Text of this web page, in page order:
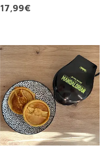
17,99€